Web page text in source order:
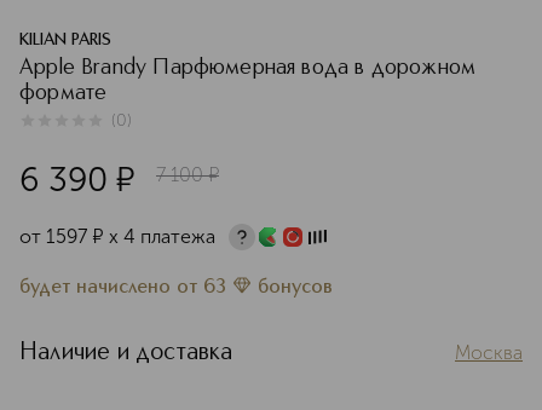
KILIAN PARIS
Apple Brandy Парфюмерная вода в дорожном
формате
(0)
6 390 ¤ 7 100 ¤
от 1597 ¤ х 4 платежа
будет начислено от 63 бонусов
Наличие и доставка Москва